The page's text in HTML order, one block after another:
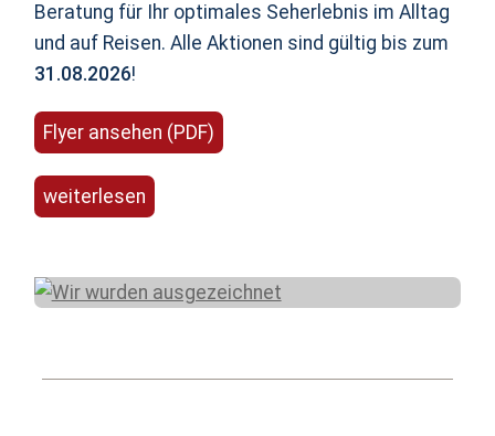
Beratung für Ihr optimales Seherlebnis im Alltag
und auf Reisen. Alle Aktionen sind gültig bis zum
31.08.2026!
Flyer ansehen (PDF)
weiterlesen